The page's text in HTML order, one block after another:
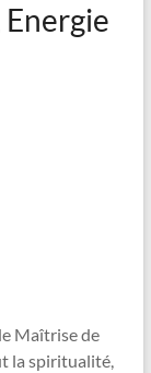
Maîtrise de
la spiritualité,